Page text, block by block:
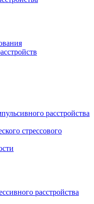
расстройства
стрессового
расстройства